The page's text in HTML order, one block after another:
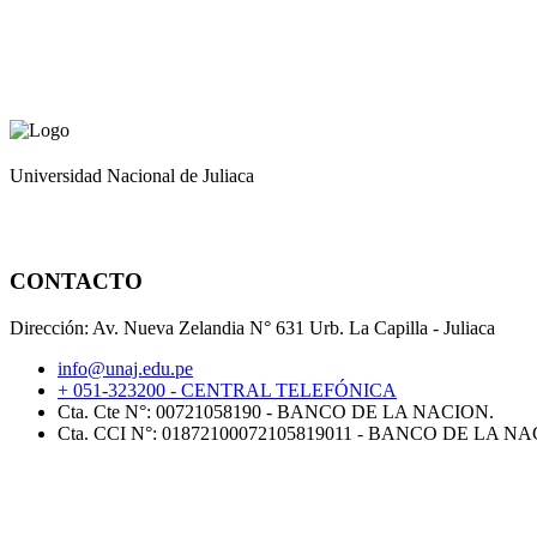
Universidad Nacional de Juliaca
CONTACTO
Dirección: Av. Nueva Zelandia N° 631 Urb. La Capilla - Juliaca
info@unaj.edu.pe
+ 051-323200 - CENTRAL TELEFÓNICA
Cta. Cte N°: 00721058190 - BANCO DE LA NACION.
Cta. CCI N°: 01872100072105819011 - BANCO DE LA